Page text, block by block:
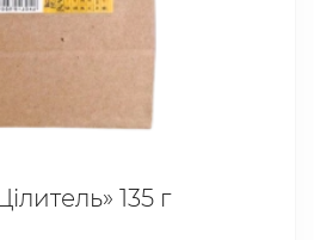
135 г